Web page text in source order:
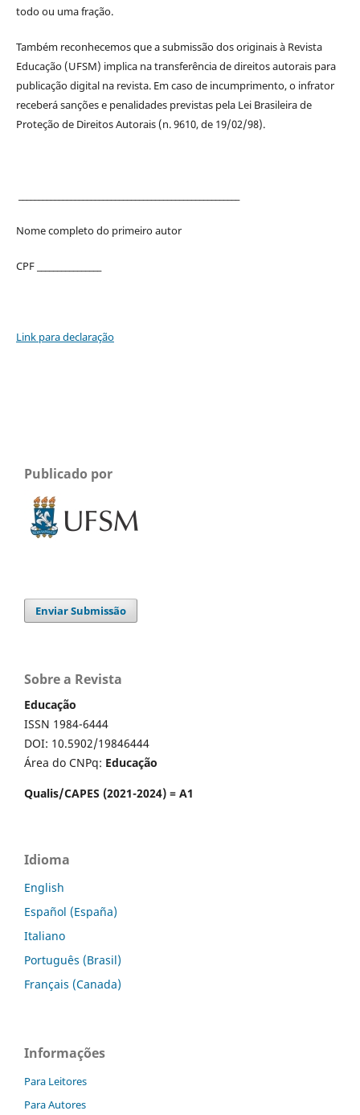
todo ou uma fração.
Também reconhecemos que a submissão dos originais à Revista
Educação (UFSM) implica na transferência de direitos autorais para
publicação digital na revista. Em caso de incumprimento, o infrator
receberá sanções e penalidades previstas pela Lei Brasileira de
Proteção de Direitos Autorais (n. 9610, de 19/02/98).
Nome completo do primeiro autor
CPF ________________
Link para declaração
Publicado por
Enviar Submissão
Sobre a Revista
Educação
ISSN 1984-6444
DOI: 10.5902/19846444
Área do CNPq: Educação
Qualis/CAPES (2021-2024) = A1
Idioma
English
Español (España)
Italiano
Português (Brasil)
Français (Canada)
Informações
Para Leitores
Para Autores